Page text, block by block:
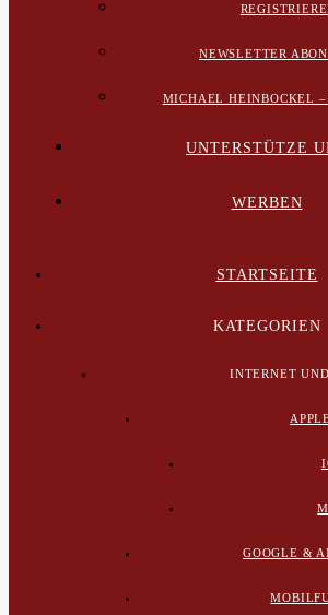
NEWSLETTER
MICHAEL HEINBOCKEL –
UNTERSTÜTZE
WERBEN
STARTSEITE
KATEGORIEN
INTERNET
GOOGLE &